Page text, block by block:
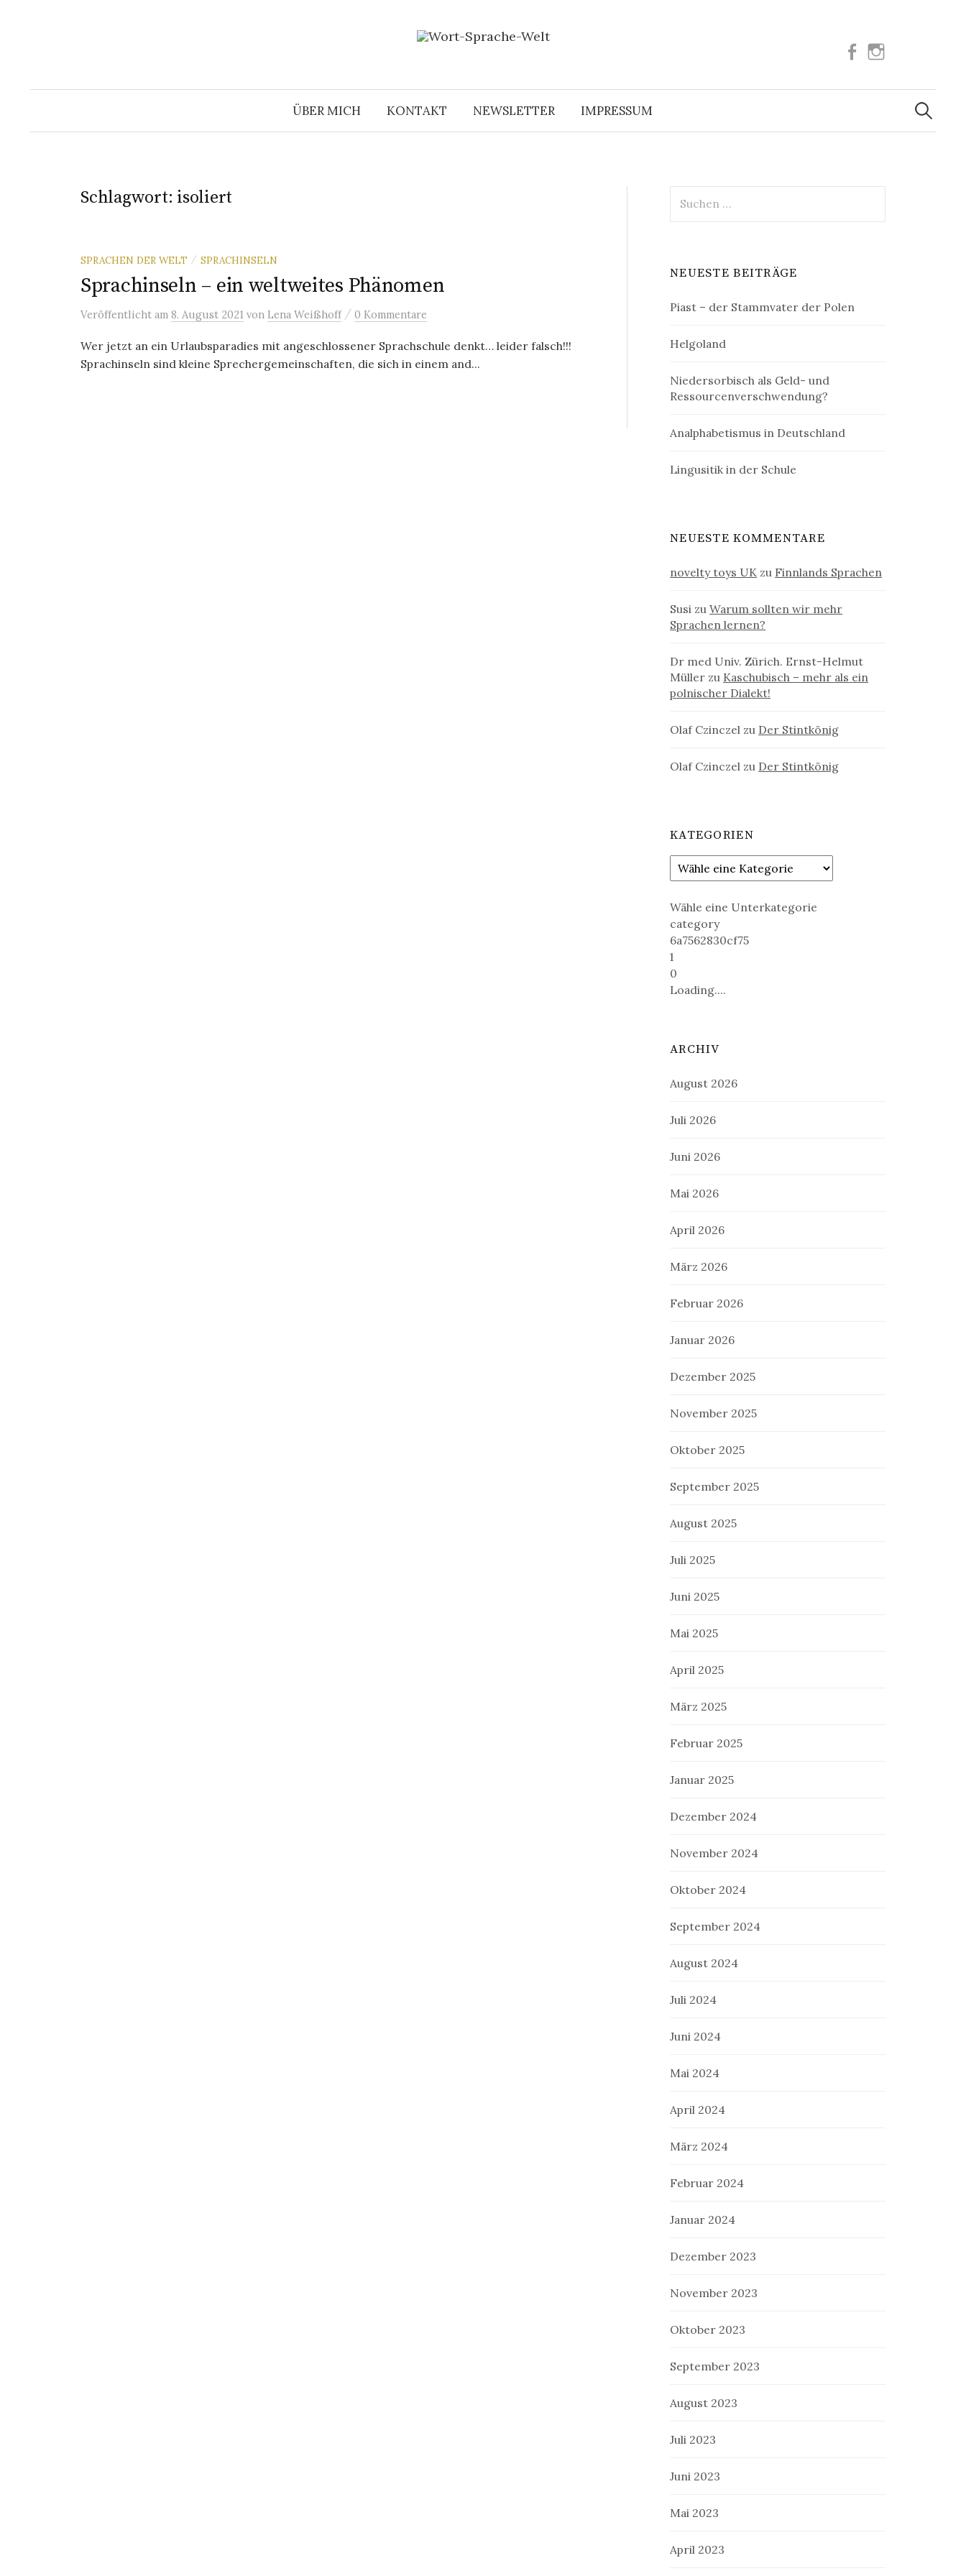
Facebook
ÜBER MICH KONTAKT NEWSLETTER IMPRESSUM
Suchen
nach:
Schlagwort: isoliert
SPRACHEN DER WELT / SPRACHINSELN
Sprachinseln – ein weltweites Phänomen
Veröffentlicht am 8. August 2021 von Lena Weißhoff / 0 Kommentare
Wer jetzt an ein Urlaubsparadies mit angeschlossener Sprachschule denkt… leider falsch!!!
Sprachinseln sind kleine Sprechergemeinschaften, die sich in einem and...
nach:
NEUESTE BEITRÄGE
Piast – der Stammvater der Polen
Helgoland
Niedersorbisch als Geld- und
Ressourcenverschwendung?
Analphabetismus in Deutschland
Lingusitik in der Schule
NEUESTE KOMMENTARE
novelty toys UK zu Finnlands Sprachen
Susi zuWarum sollten wir mehr
Sprachen lernen?
Dr med Univ. Zürich. Ernst-Helmut
Müller zu Kaschubisch – mehr als ein
polnischer Dialekt!
Olaf Czinczel zu Der Stintkönig
Olaf Czinczel zu Der Stintkönig
KATEGORIEN
Wähle eine Unterkategorie
category
6a7562830cf75
1
0
Loading....
ARCHIV
August 2026
Juli 2026
Juni 2026
Mai 2026
April 2026
März 2026
Februar 2026
Januar 2026
Dezember 2025
November 2025
Oktober 2025
September 2025
August 2025
Juli 2025
Juni 2025
Mai 2025
April 2025
März 2025
Februar 2025
Januar 2025
Dezember 2024
November 2024
Oktober 2024
September 2024
August 2024
Juli 2024
Juni 2024
Mai 2024
April 2024
März 2024
Februar 2024
Januar 2024
Dezember 2023
November 2023
Oktober 2023
September 2023
August 2023
Juli 2023
Juni 2023
Mai 2023
April 2023